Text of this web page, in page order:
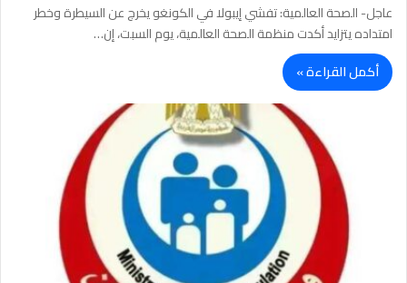
عاجل- الصحة العالمية: تفشي إيبولا في الكونغو يخرج عن السيطرة وخطر
امتداده يتزايد أكدت منظمة الصحة العالمية، يوم السبت، إن…
أكمل القراءة »